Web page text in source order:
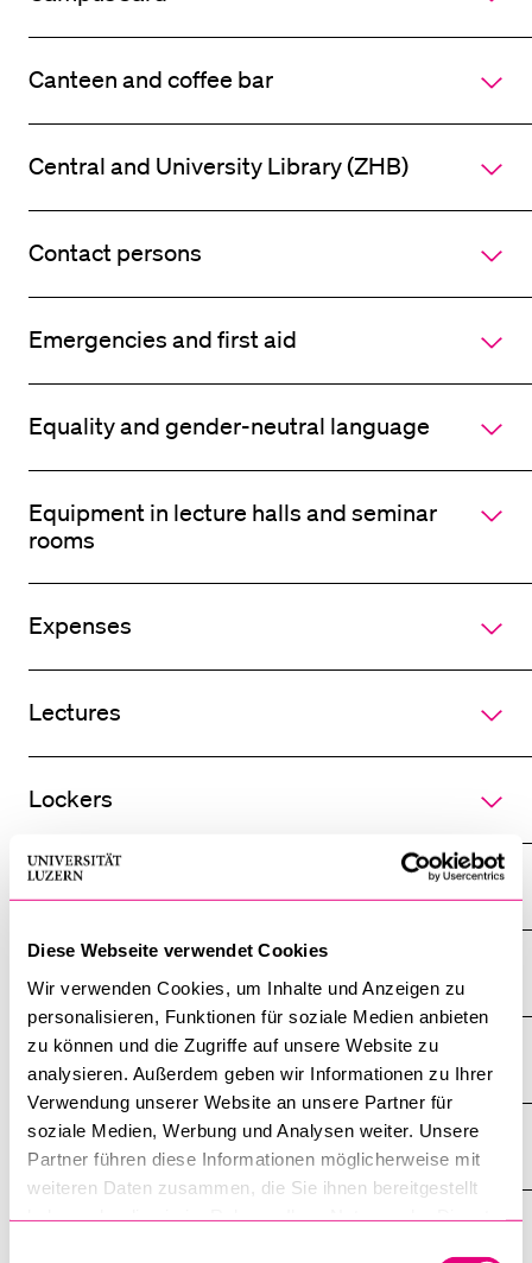
Diese Webseite verwendet Cookies
Wir verwenden Cookies, um Inhalte und Anzeigen zu
personalisieren, Funktionen für soziale Medien anbieten
zu können und die Zugriffe auf unsere Website zu
analysieren. Außerdem geben wir Informationen zu Ihrer
Verwendung unserer Website an unsere Partner für
soziale Medien, Werbung und Analysen weiter. Unsere
Partner führen diese Informationen möglicherweise mit
weiteren Daten zusammen, die Sie ihnen bereitgestellt
Canteen and coffee bar
Central and University Library (ZHB)
Contact persons
Emergencies and first aid
Equality and gender-neutral language
Equipment in lecture halls and seminar
rooms
Expenses
Lectures
Lockers
Login credentials
Parking spaces
Printing and copying
Course catalogue
Sports programme